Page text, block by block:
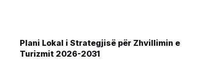
Plani Lokal i Strategjisë për Zhvillimin e
Turizmit 2026-2031